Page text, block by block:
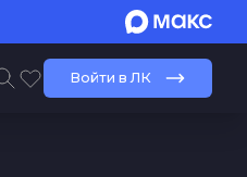
Войти в ЛК